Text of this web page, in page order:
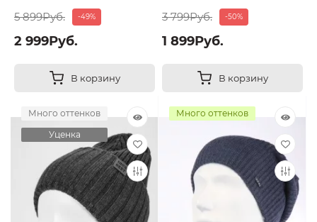
5 899Руб. -49%
2 999Руб.
В корзину
3 799Руб. -50%
1 899Руб.
В корзину
Много оттенков
Уценка
Много оттенков